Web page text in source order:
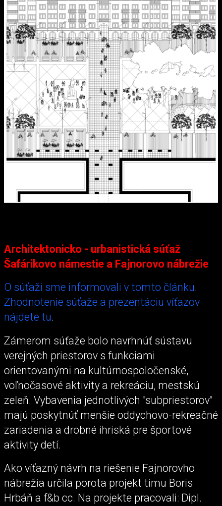
Architektonicko - urbanistická súťaž
Šafárikovo námestie a Fajnorovo nábrežie
O súťaži sme informovali v tomto článku.
Zhodnotenie súťaže a prezentáciu víťazov
nájdete tu.
Zámerom súťaže bolo navrhnúť sústavu
verejných priestorov s funkciami
orientovanými na kultúrnospoločenské,
voľnočasové aktivity a rekreáciu, mestskú
zeleň. Vybavenia jednotlivých "subpriestorov"
majú poskytnúť menšie oddychovo-rekreačné
zariadenia a drobné ihriská pre športové
aktivity detí.
Ako víťazný návrh na riešenie Fajnorovho
nábrežia určila porota projekt tímu Boris
Hrbáň a f&b cc. Na projekte pracovali: Dipl.